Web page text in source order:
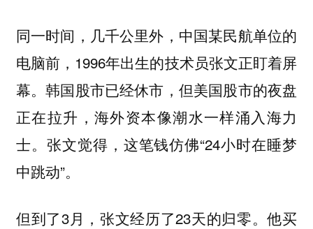
同一时间，几千公里外，中国某民航单位的
电脑前，1996年出生的技术员张文正盯着屏
幕。韩国股市已经休市，但美国股市的夜盘
正在拉升，海外资本像潮水一样涌入海力
士。张文觉得，这笔钱仿佛“24小时在睡梦
中跳动”。
但到了3月，张文经历了23天的归零。他买